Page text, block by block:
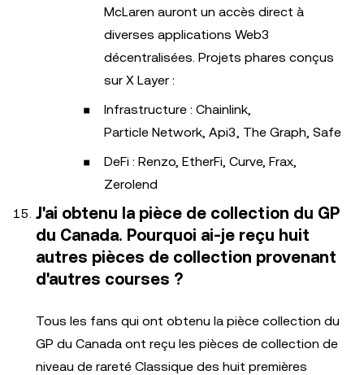
McLaren auront un accès direct à
diverses applications Web3
décentralisées. Projets phares conçus
sur X Layer :
Infrastructure : Chainlink,
Particle Network, Api3, The Graph, Safe
DeFi : Renzo, EtherFi, Curve, Frax,
Zerolend
J'ai obtenu la pièce de collection du GP
du Canada. Pourquoi ai-je reçu huit
autres pièces de collection provenant
d'autres courses ?
Tous les fans qui ont obtenu la pièce collection du
GP du Canada ont reçu les pièces de collection de
niveau de rareté Classique des huit premières